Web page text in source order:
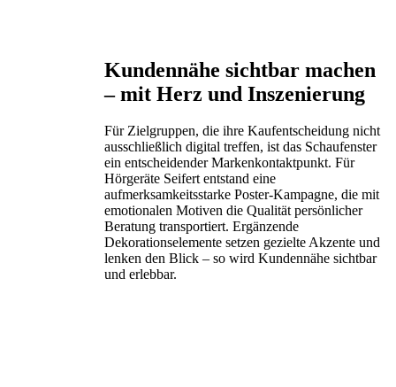
Kundennähe sichtbar machen
– mit Herz und Inszenierung
Für Zielgruppen, die ihre Kaufentscheidung nicht
ausschließlich digital treffen, ist das Schaufenster
ein entscheidender Markenkontaktpunkt. Für
Hörgeräte Seifert entstand eine
aufmerksamkeitsstarke Poster-Kampagne, die mit
emotionalen Motiven die Qualität persönlicher
Beratung transportiert. Ergänzende
Dekorationselemente setzen gezielte Akzente und
lenken den Blick – so wird Kundennähe sichtbar
und erlebbar.